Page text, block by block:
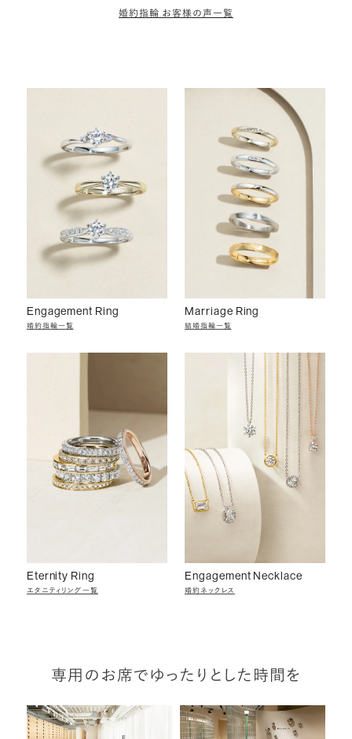
婚約指輪 お客様の声一覧
Engagement Ring
婚約指輪一覧
Marriage Ring
結婚指輪一覧
Eternity Ring
エタニティリング一覧
Engagement Necklace
婚約ネックレス
専用のお席でゆったりとした時間を